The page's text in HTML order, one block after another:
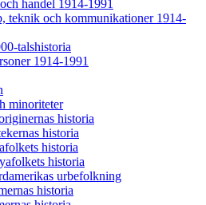
handel 1914-1991
teknik och kommunikationer 1914-
talshistoria
1914-1991
minoriteter
historia
historia
historia
historia
urbefolkning
historia